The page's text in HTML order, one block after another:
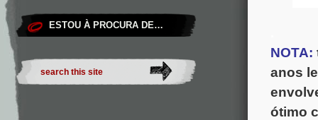
ESTOU À PROCURA DE…
NOTA:
anos
ótimo